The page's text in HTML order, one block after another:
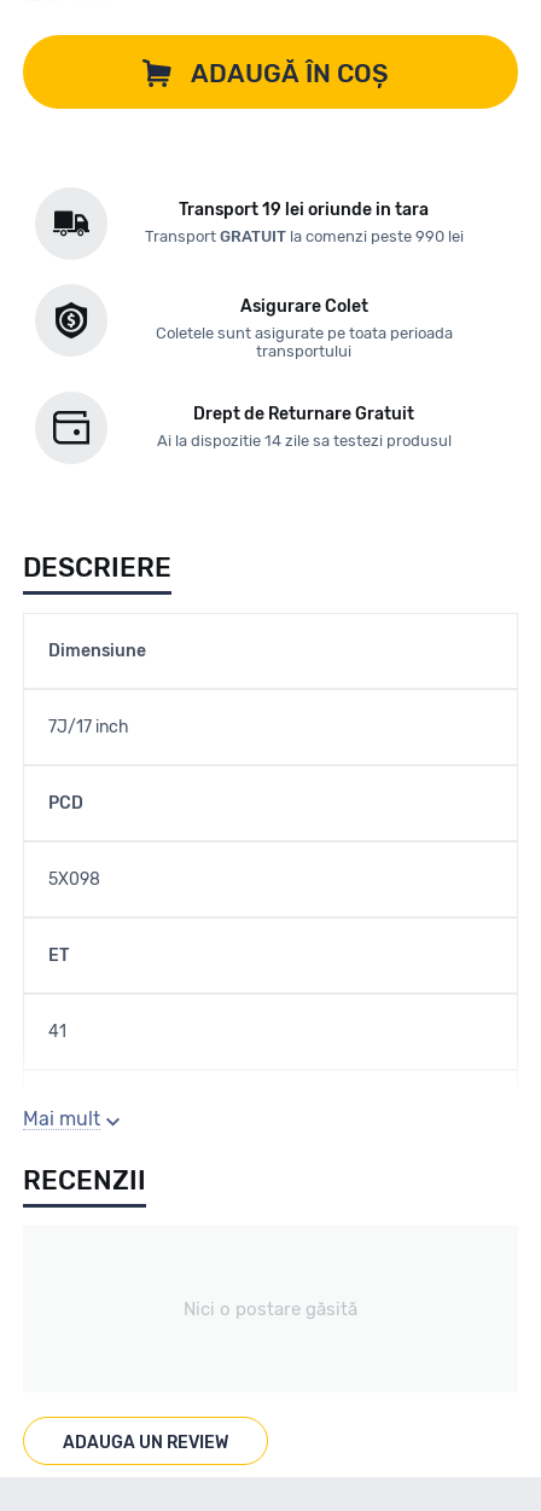
ADAUGĂ ÎN COȘ
Transport 19 lei oriunde in tara
Transport GRATUITla comenzi peste 990 lei
Asigurare Colet
Coletele sunt asigurate pe toata perioada
transportului
Drept de Returnare Gratuit
Ai la dispozitie 14 zile sa testezi produsul
DESCRIERE
Dimensiune
7J/17 inch
PCD
5X098
ET
41
Gaura centrala
58.1
Se poate cumpara doar la set de 4 buc! Kit montaj GRATUIT
in caz ca este nevoie!
Mai mult
RECENZII
Nici o postare găsită
ADAUGA UN REVIEW